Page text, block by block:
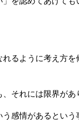
れるように考え方
それには限界があ
感情があるという